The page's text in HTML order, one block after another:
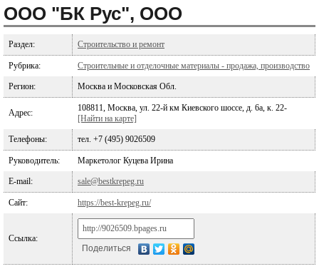
ООО "БК Рус", ООО
Раздел: Строительство и ремонт
Рубрика: Строительные и отделочные материалы - продажа, производство
Регион: Москва и Московская Обл.
Адрес:
108811, Москва, ул. 22-й км Киевского шоссе, д. 6а, к. 22-
[Найти на карте]
Телефоны: тел. +7 (495) 9026509
Руководитель: Маркетолог Куцева Ирина
E-mail: sale@bestkrepeg.ru
Сайт: https://best-krepeg.ru/
Ссылка:
Поделиться